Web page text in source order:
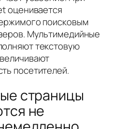
оценивается
поисковым
Мультимедийные
текстовую
посетителей.
страницы
не